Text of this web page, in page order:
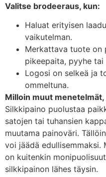
Valitse brodeeraus, kun:
Haluat erityisen
vaikutelman.
Merkattava tuote on
pikeepaita, pyyhe tai
Logosi on selkeä ja
ommeltuna.
Milloin muut
Silkkipaino puolustaa
satojen tai tuhansien
muutama painoväri.
voi jäädä edullisemmaksi.
on kuitenkin
silkkipainon lähes täysin.